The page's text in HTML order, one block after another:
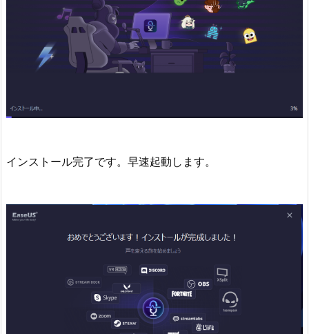
インストール完了です。早速起動します。